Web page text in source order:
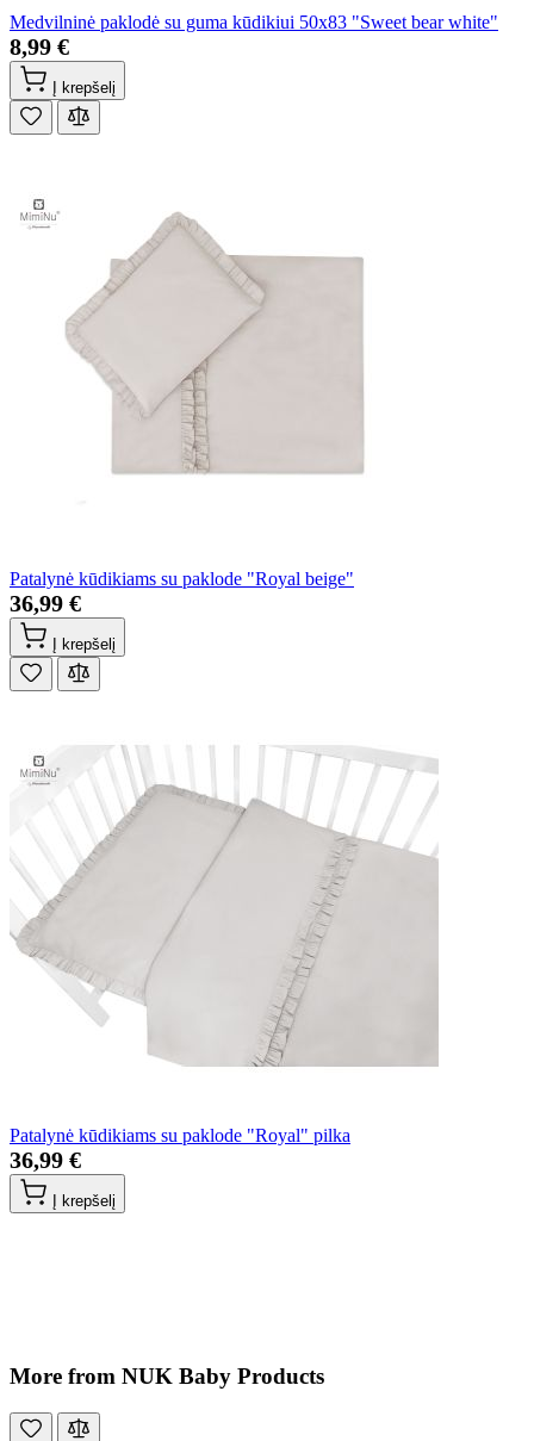
Medvilninė paklodė su guma kūdikiui 50x83 "Sweet bear white"
8,99 €
Į krepšelį
Patalynė kūdikiams su paklode "Royal beige"
36,99 €
Į krepšelį
Patalynė kūdikiams su paklode "Royal" pilka
36,99 €
Į krepšelį
More from NUK Baby Products